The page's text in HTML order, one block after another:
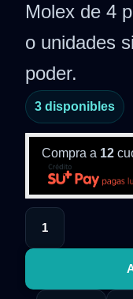
Molex de 4
o unidades
poder.
3 disponibles
Compra a 12